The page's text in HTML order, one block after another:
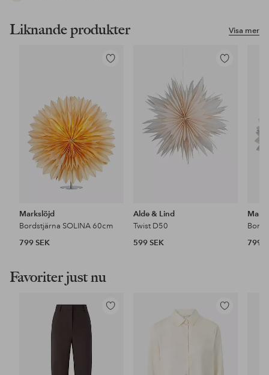
Visa mer
Liknande produkter
Lägg
Markslöjd
Bordstjärna SOLINA 60cm
799 SEK
Lägg
favoriter
Alde & Lind
Twist D50
599 SEK
799
Favoriter just nu
Lägg
Lägg
i